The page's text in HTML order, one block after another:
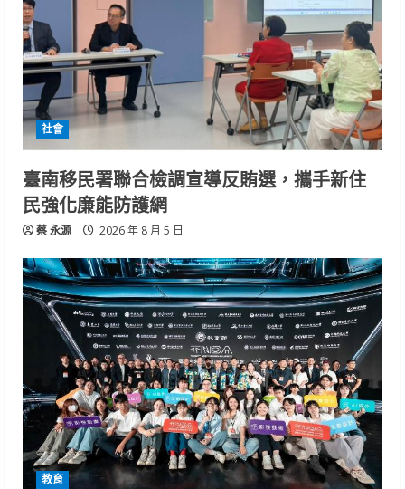
社會
臺南移民署聯合檢調宣導反賄選，攜手新住
民強化廉能防護網
蔡 永源 2026 年 8 月 5 日
教育